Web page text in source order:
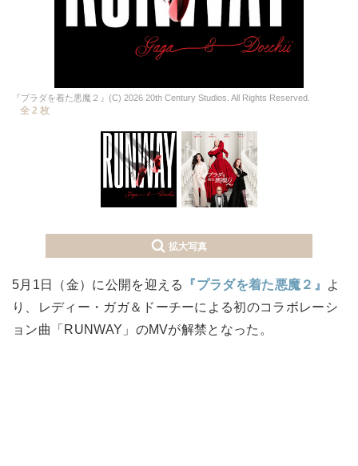
『プラダを着た悪魔２』(C) 2026 20th Century Studios. All Rights Reserved.
全 2 枚
拡大写真
5月1日（金）に公開を迎える 『プラダを着た悪魔２』
よ
り、レディー・ガガ＆ドーチーによる初のコラボレーシ
ョン曲「RUNWAY」のMVが解禁となった。